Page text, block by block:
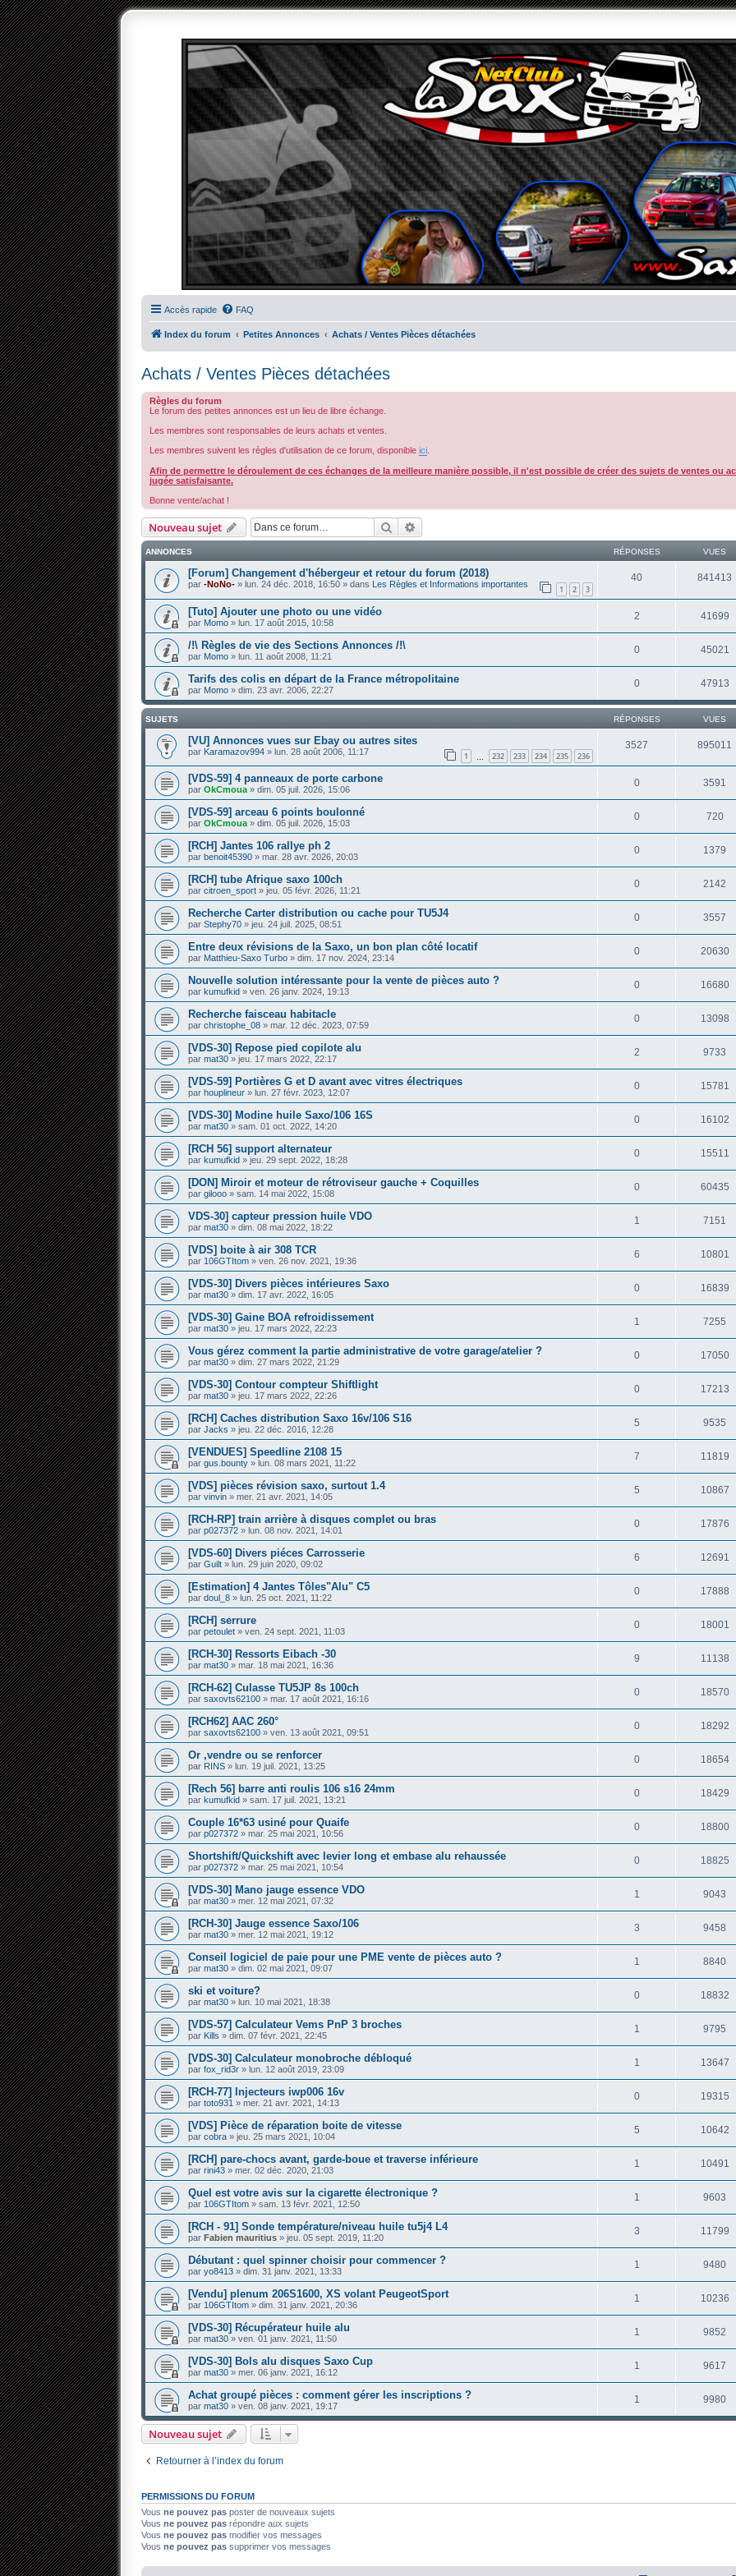
Accès rapide FAQ
Index du forum Petites Annonces Achats / Ventes Pièces détachées
Achats / Ventes Pièces détachées
Règles du forum
Le forum des petites annonces est un lieu de libre échange.
Les membres sont responsables de leurs achats et ventes.
Les membres suivent les règles d'utilisation de ce forum, disponible ici
Afin de permettre le déroulement de ces échanges de la meilleure manière possible, il n'est possible de créer des sujets de ventes ou
jugée satisfaisante.
Bonne vente/achat !
Nouveau sujet Rechercher
ANNONCES RÉPONSES VUES
[Forum] Changement d'hébergeur et retour du forum (2018)
par -NoNo- » lun. 24 déc. 2018, 16:50 » dans Les Règles et Informations importantes 1 2 3
40 841413
[Tuto] Ajouter une photo ou une vidéo
par Momo » lun. 17 août 2015, 10:58
2 41699
/!\ Règles de vie des Sections Annonces /!\
par Momo » lun. 11 août 2008, 11:21
0 45021
Tarifs des colis en départ de la France métropolitaine
par Momo » dim. 23 avr. 2006, 22:27
0 47913
SUJETS RÉPONSES VUES
[VU] Annonces vues sur Ebay ou autres sites
par Karamazov994 » lun. 28 août 2006, 11:17 1 232 233 234 235 236
3527 895011
[VDS-59] 4 panneaux de porte carbone
par OkCmoua » dim. 05 juil. 2026, 15:06
0 3591
[VDS-59] arceau 6 points boulonné
par OkCmoua » dim. 05 juil. 2026, 15:03
0 720
[RCH] Jantes 106 rallye ph 2
par benoit45390 » mar. 28 avr. 2026, 20:03
0 1379
[RCH] tube Afrique saxo 100ch
par citroen_sport » jeu. 05 févr. 2026, 11:21
0 2142
Recherche Carter distribution ou cache pour TU5J4
par Stephy70 » jeu. 24 juil. 2025, 08:51
0 3557
Entre deux révisions de la Saxo, un bon plan côté locatif
par Matthieu-Saxo Turbo » dim. 17 nov. 2024, 23:14
0 20630
Nouvelle solution intéressante pour la vente de pièces auto ?
par kumufkid » ven. 26 janv. 2024, 19:13
0 16680
Recherche faisceau habitacle
par christophe_08 » mar. 12 déc. 2023, 07:59
0 13098
[VDS-30] Repose pied copilote alu
par mat30 » jeu. 17 mars 2022, 22:17
2 9733
[VDS-59] Portières G et D avant avec vitres électriques
par houplineur » lun. 27 févr. 2023, 12:07
0 15781
[VDS-30] Modine huile Saxo/106 16S
par mat30 » sam. 01 oct. 2022, 14:20
0 16102
[RCH 56] support alternateur
par kumufkid » jeu. 29 sept. 2022, 18:28
0 15511
[DON] Miroir et moteur de rétroviseur gauche + Coquilles
par gilooo » sam. 14 mai 2022, 15:08
0 60435
VDS-30] capteur pression huile VDO
par mat30 » dim. 08 mai 2022, 18:22
1 7151
[VDS] boite à air 308 TCR
par 106GTItom » ven. 26 nov. 2021, 19:36
6 10801
[VDS-30] Divers pièces intérieures Saxo
par mat30 » dim. 17 avr. 2022, 16:05
0 16839
[VDS-30] Gaine BOA refroidissement
par mat30 » jeu. 17 mars 2022, 22:23
1 7255
Vous gérez comment la partie administrative de votre garage/atelier ?
par mat30 » dim. 27 mars 2022, 21:29
0 17050
[VDS-30] Contour compteur Shiftlight
par mat30 » jeu. 17 mars 2022, 22:26
0 17213
[RCH] Caches distribution Saxo 16v/106 S16
par Jacks » jeu. 22 déc. 2016, 12:28
5 9535
[VENDUES] Speedline 2108 15
par gus.bounty » lun. 08 mars 2021, 11:22
7 11819
[VDS] pièces révision saxo, surtout 1.4
par vinvin » mer. 21 avr. 2021, 14:05
5 10867
[RCH-RP] train arrière à disques complet ou bras
par p027372 » lun. 08 nov. 2021, 14:01
0 17876
[VDS-60] Divers piéces Carrosserie
par Guilt » lun. 29 juin 2020, 09:02
6 12691
[Estimation] 4 Jantes Tôles"Alu" C5
par doul_8 » lun. 25 oct. 2021, 11:22
0 17888
[RCH] serrure
par petoulet » ven. 24 sept. 2021, 11:03
0 18001
[RCH-30] Ressorts Eibach -30
par mat30 » mar. 18 mai 2021, 16:36
9 11138
[RCH-62] Culasse TU5JP 8s 100ch
par saxovts62100 » mar. 17 août 2021, 16:16
0 18570
[RCH62] AAC 260°
par saxovts62100 » ven. 13 août 2021, 09:51
0 18292
Or ,vendre ou se renforcer
par RINS » lun. 19 juil. 2021, 13:25
0 18654
[Rech 56] barre anti roulis 106 s16 24mm
par kumufkid » sam. 17 juil. 2021, 13:21
0 18429
Couple 16*63 usiné pour Quaife
par p027372 » mar. 25 mai 2021, 10:56
0 18800
Shortshift/Quickshift avec levier long et embase alu rehaussée
par p027372 » mar. 25 mai 2021, 10:54
0 18825
[VDS-30] Mano jauge essence VDO
par mat30 » mer. 12 mai 2021, 07:32
1 9043
[RCH-30] Jauge essence Saxo/106
par mat30 » mer. 12 mai 2021, 19:12
3 9458
Conseil logiciel de paie pour une PME vente de pièces auto ?
par mat30 » dim. 02 mai 2021, 09:07
1 8840
ski et voiture?
par mat30 » lun. 10 mai 2021, 18:38
0 18832
[VDS-57] Calculateur Vems PnP 3 broches
par Kills » dim. 07 févr. 2021, 22:45
1 9795
[VDS-30] Calculateur monobroche débloqué
par fox_rid3r » lun. 12 août 2019, 23:09
1 13647
[RCH-77] Injecteurs iwp006 16v
par toto931 » mer. 21 avr. 2021, 14:13
0 19315
[VDS] Pièce de réparation boite de vitesse
par cobra » jeu. 25 mars 2021, 10:04
5 10642
[RCH] pare-chocs avant, garde-boue et traverse inférieure
par rini43 » mer. 02 déc. 2020, 21:03
1 10491
Quel est votre avis sur la cigarette électronique ?
par 106GTItom » sam. 13 févr. 2021, 12:50
1 9603
[RCH - 91] Sonde température/niveau huile tu5j4 L4
par Fabien mauritius » jeu. 05 sept. 2019, 11:20
3 11799
Débutant : quel spinner choisir pour commencer ?
par yo8413 » dim. 31 janv. 2021, 13:33
1 9480
[Vendu] plenum 206S1600, XS volant PeugeotSport
par 106GTItom » dim. 31 janv. 2021, 20:36
1 10236
[VDS-30] Récupérateur huile alu
par mat30 » ven. 01 janv. 2021, 11:50
1 9852
[VDS-30] Bols alu disques Saxo Cup
par mat30 » mer. 06 janv. 2021, 16:12
1 9617
Achat groupé pièces : comment gérer les inscriptions ?
par mat30 » ven. 08 janv. 2021, 19:17
1 9980
Nouveau sujet
Retourner à l’index du forum
PERMISSIONS DU FORUM
Vous ne pouvez pas poster de nouveaux sujets
Vous ne pouvez pas répondre aux sujets
Vous ne pouvez pas modifier vos messages
Vous ne pouvez pas supprimer vos messages